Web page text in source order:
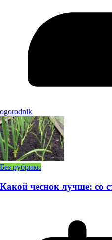
ogorodnik
Без рубрики
Какой чеснок лучше: со